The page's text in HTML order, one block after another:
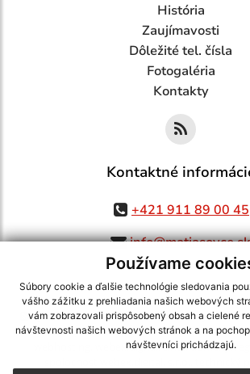
Používame
Súbory cookie a ďalšie technológie sledovania
vášho zážitku z prehliadania našich webových
vám zobrazovali prispôsobený obsah a cielené
návštevnosti našich webových stránok a na
návštevníci prichádzajú.
História
Zaujímavosti
Dôležité tel. čísla
Fotogaléria
Kontakty
Kontaktné
+421 911 89 00 45
info@matiasovce.sk
využite možnosť získavania aktuálnych
CMS systém (redakčný) systém ECHELON 2,
webex.digital, s.r.o.,domény,